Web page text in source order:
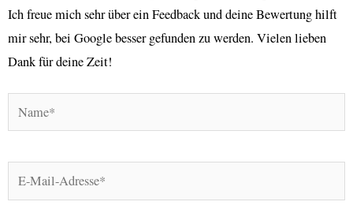
Ich freue mich sehr über ein Feedback und deine Bewertung hilft
mir sehr, bei Google besser gefunden zu werden. Vielen lieben
Dank für deine Zeit!
Name*
E-
Mail-